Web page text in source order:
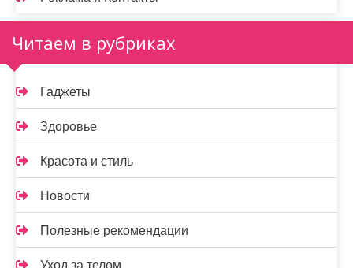
Читаем в рубриках
Гаджеты
Здоровье
Красота и стиль
Новости
Полезные рекомендации
Уход за телом